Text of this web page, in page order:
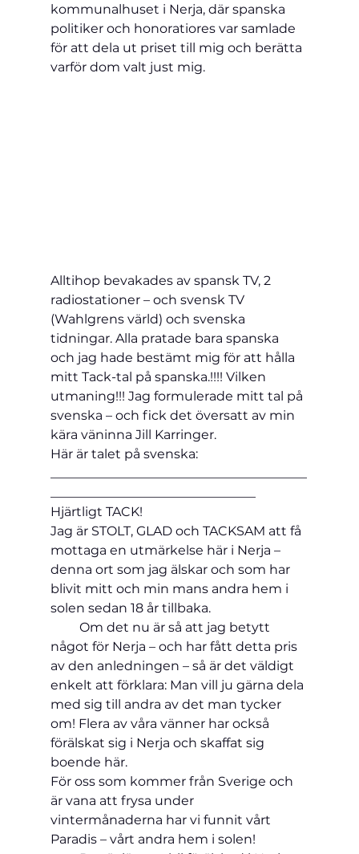
kommunalhuset i Nerja, där spanska
politiker och honoratiores var samlade
för att dela ut priset till mig och berätta
varför dom valt just mig.
Alltihop bevakades av spansk TV, 2
radiostationer – och svensk TV
(Wahlgrens värld) och svenska
tidningar. Alla pratade bara spanska
och jag hade bestämt mig för att hålla
mitt Tack-tal på spanska.!!!! Vilken
utmaning!!! Jag formulerade mitt tal på
svenska – och fick det översatt av min
kära väninna Jill Karringer.
Här är talet på svenska:
Hjärtligt TACK!
Jag är STOLT, GLAD och TACKSAM att få
mottaga en utmärkelse här i Nerja –
denna ort som jag älskar och som har
blivit mitt och min mans andra hem i
solen sedan 18 år tillbaka.
Om det nu är så att jag betytt
något för Nerja – och har fått detta pris
av den anledningen – så är det väldigt
enkelt att förklara: Man vill ju gärna dela
med sig till andra av det man tycker
om! Flera av våra vänner har också
förälskat sig i Nerja och skaffat sig
boende här.
För oss som kommer från Sverige och
är vana att frysa under
vintermånaderna har vi funnit vårt
Paradis – vårt andra hem i solen!